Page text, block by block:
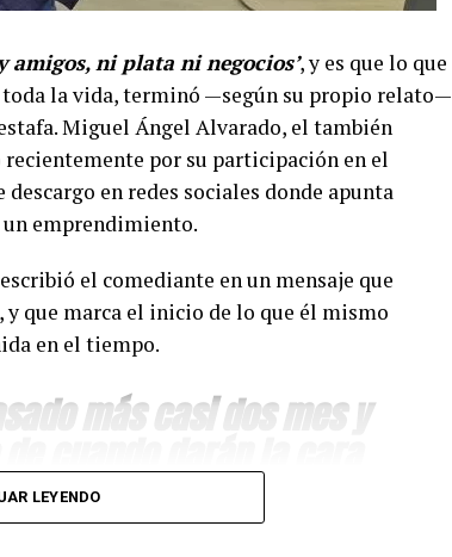
amigos, ni plata ni negocios’, y es que lo que
la vida, terminó —según su propio relato—
Miguel Ángel Alvarado, el también
por su participación en el
en redes sociales donde apunta
emprendimiento.
escribió el comediante en un mensaje que
que marca el inicio de lo que él mismo
en el tiempo.
más casi dos mes y
tanto sacrificio se
LEYENDO